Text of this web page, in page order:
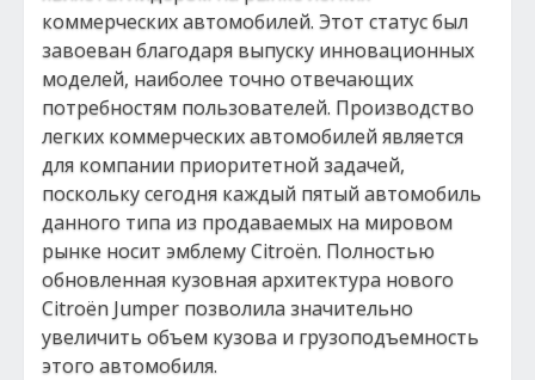
коммерческих автомобилей. Этот статус был
завоеван благодаря выпуску инновационных
моделей, наиболее точно отвечающих
потребностям пользователей. Производство
легких коммерческих автомобилей является
для компании приоритетной задачей,
поскольку сегодня каждый пятый автомобиль
данного типа из продаваемых на мировом
рынке носит эмблему Citroёn. Полностью
обновленная кузовная архитектура нового
Citroёn Jumper позволила значительно
увеличить объем кузова и грузоподъемность
этого автомобиля.